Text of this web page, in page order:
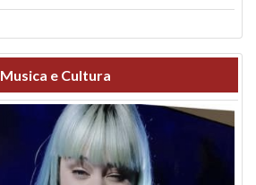
Musica e Cultura